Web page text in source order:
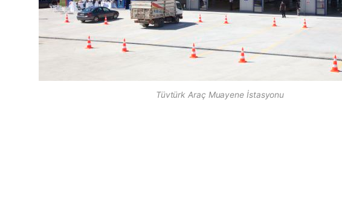
Tüvtürk Araç Muayene İstasyonu